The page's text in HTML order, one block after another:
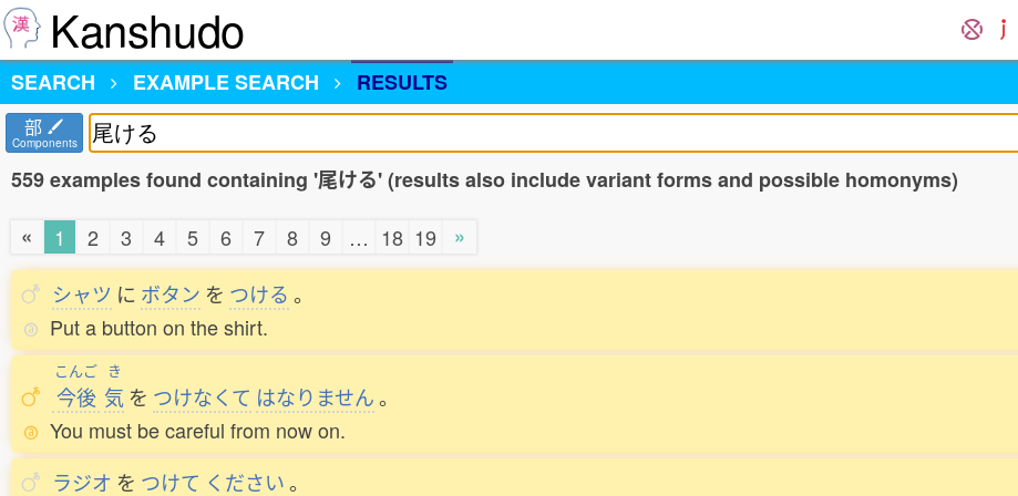
Kanshudo
SEARCH
EXAMPLE SEARCH RESULTS
部
Components
559 examples found containing '尾ける' (results also include variant forms and possible homonyms)
«
1 2 3 4 5 6 7 8 9 … 18 19
»
シャツ に ボタン を つける 。
Put a button on the shirt.
こんご
今後
き
気 を つけなくて はなりません。
You must be careful from now on.
ラジオ を つけて ください。